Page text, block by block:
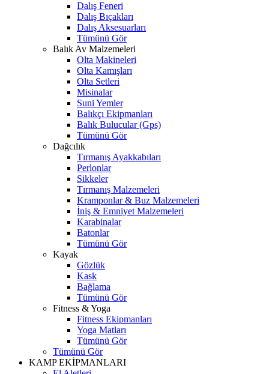
Dalış Feneri
Dalış Bıçakları
Dalış Aksesuarları
Tümünü Gör
Balık Av Malzemeleri
Olta Makineleri
Olta Kamışları
Olta Setleri
Misinalar
Suni Yemler
Balıkçı Ekipmanları
Balık Bulucular (Gps)
Tümünü Gör
Dağcılık
Tırmanış Ayakkabıları
Perlonlar
Sikkeler
Tırmanış Malzemeleri
Kramponlar & Buz Malzemeleri
İniş & Emniyet Malzemeleri
Karabinalar
Batonlar
Tümünü Gör
Kayak
Gözlük
Kask
Bağlama
Tümünü Gör
Fitness & Yoga
Fitness Ekipmanları
Yoga Matları
Tümünü Gör
Tümünü Gör
KAMP EKİPMANLARI